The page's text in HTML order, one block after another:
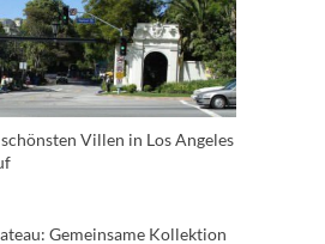
Villen in Los Angeles
Gemeinsame Kollektion